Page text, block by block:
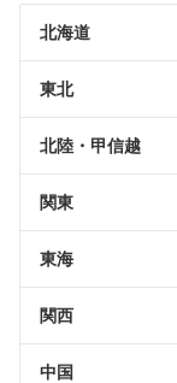
北海道
東北
北陸・甲信越
関東
東海
関西
中国